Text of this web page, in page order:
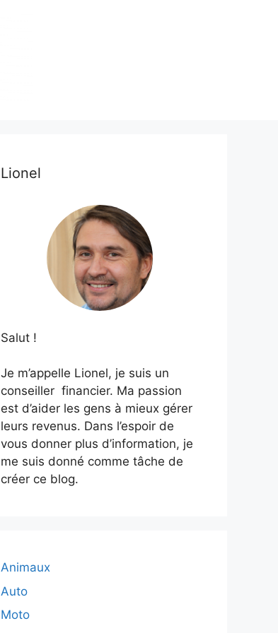
Lionel
Salut !
Je m’appelle Lionel, je suis un
conseiller financier. Ma passion
est d’aider les gens à mieux gérer
leurs revenus. Dans l’espoir de
vous donner plus d’information, je
me suis donné comme tâche de
créer ce blog.
Animaux
Auto
Moto